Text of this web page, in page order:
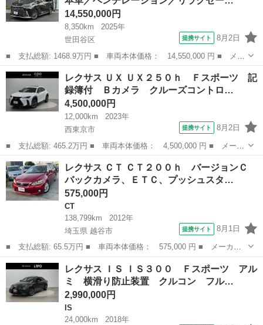
14,550,000円
8,350km
2025年
世田谷区
提携サイト 8月2日
■ 支払総額: 1468.9万円 ■ 車両本体価格： 14,550,000 円 ■ メー
カー名： レクサス ■ 車種名： ＬＭ ■ グレード名： ＬＭ５０
０ｈ バージョンＬ 本革／ベンチレーション／リラクゼーション機
能／ガ...
東京 世田谷区 レクサス
レクサス ＵＸ ＵＸ２５０ｈ Ｆスポーツ 記
録簿付 Ｂカメラ クルーズコントロ…
4,500,000円
12,000km
2023年
西東京市
提携サイト 8月2日
■ 支払総額: 465.2万円 ■ 車両本体価格： 4,500,000 円 ■ メーカ
ー名： レクサス ■ 車種名： ＵＸ ■ グレード名： ＵＸ２５０
ｈ Ｆスポーツ 記録簿付 Ｂカメラ クルーズコントロール 盗難
防止装置...
東京 西東京市 レクサス
レクサス ＣＴ ＣＴ２００ｈ バージョンＣ
バックカメラ、ＥＴＣ、プッシュスタ…
575,000円
CT
138,799km
2012年
埼玉県 越谷市
提携サイト 8月1日
■ 支払総額: 65.5万円 ■ 車両本体価格： 575,000 円 ■ メーカー
名： レクサス ■ 車種名： ＣＴ ■ グレード名： ＣＴ２００
ｈ バージョンＣ バックカメラ、ＥＴＣ、プッシュスタート、スマ
ートキー、電動...
埼玉 越谷市 CT
レクサス ＩＳ ＩＳ３００ Ｆスポーツ アル
ミ 横滑り防止装置 クルコン フル…
2,990,000円
IS
24,000km
2018年